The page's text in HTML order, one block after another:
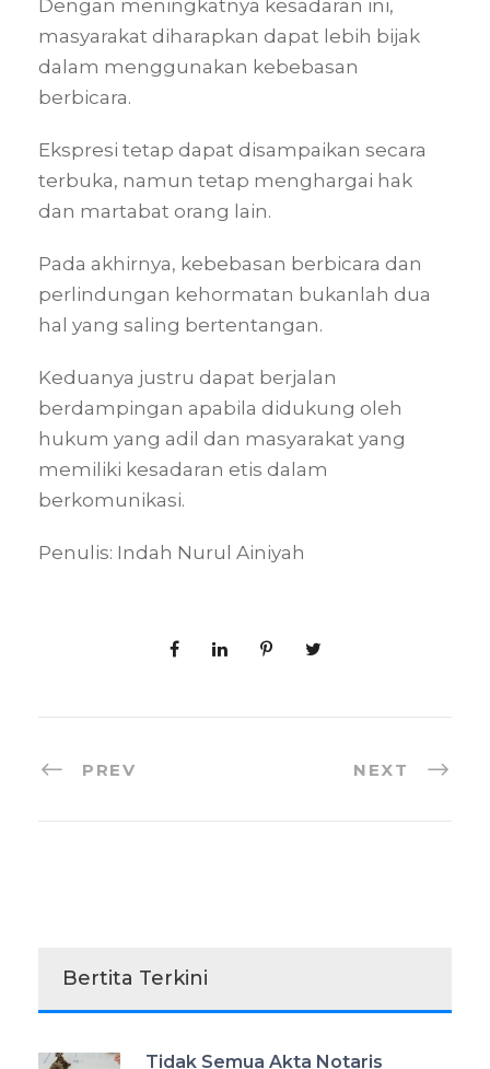
Dengan meningkatnya kesadaran ini,
masyarakat diharapkan dapat lebih bijak
dalam menggunakan kebebasan
berbicara.
Ekspresi tetap dapat disampaikan secara
terbuka, namun tetap menghargai hak
dan martabat orang lain.
Pada akhirnya, kebebasan berbicara dan
perlindungan kehormatan bukanlah dua
hal yang saling bertentangan.
Keduanya justru dapat berjalan
berdampingan apabila didukung oleh
hukum yang adil dan masyarakat yang
memiliki kesadaran etis dalam
berkomunikasi.
Penulis: Indah Nurul Ainiyah
PREV NEXT
Bertita Terkini
Tidak Semua Akta Notaris